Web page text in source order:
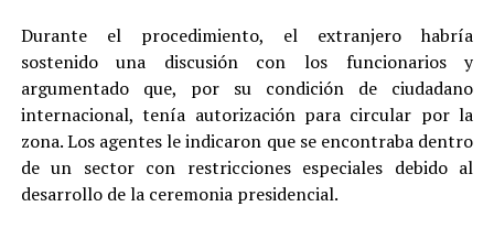
Durante el procedimiento, el extranjero habría
sostenido una discusión con los funcionarios y
argumentado que, por su condición de ciudadano
internacional, tenía autorización para circular por la
zona. Los agentes le indicaron que se encontraba dentro
de un sector con restricciones especiales debido al
desarrollo de la ceremonia presidencial.